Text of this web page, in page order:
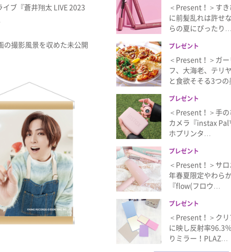
ブ『蒼井翔太 LIVE 2023
の撮影風景を収めた未公開
＜Present！＞す
に前髪乱れは許せ
らの夏にぴったり…
プレゼント
＜Present！＞ガ
フ、大海老、テリ
と食欲そそる3つ
プレゼント
＜Present！＞手
カメラ『instax
ホプリンタ…
プレゼント
＜Present！＞サ
年春夏限定やわら
『flow(フロウ…
プレゼント
＜Present！＞ク
に映し反射率96.3
りミラー！PLAZ…